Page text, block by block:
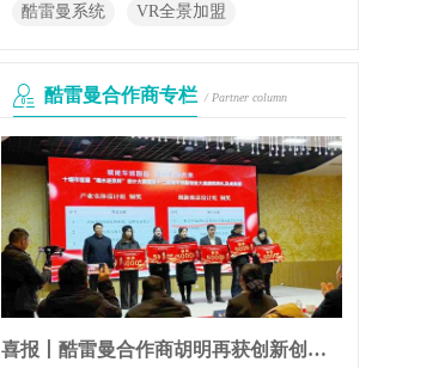
酷雷曼系统 VR全景加盟
酷雷曼合作商专栏 / Partner column
喜报丨酷雷曼合作商胡明再获创新创业大奖